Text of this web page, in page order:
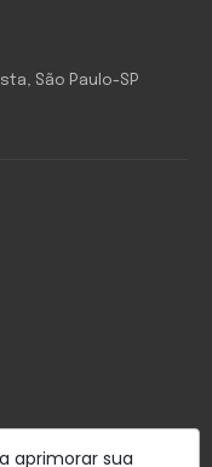
aprimorar sua
São Paulo-SP